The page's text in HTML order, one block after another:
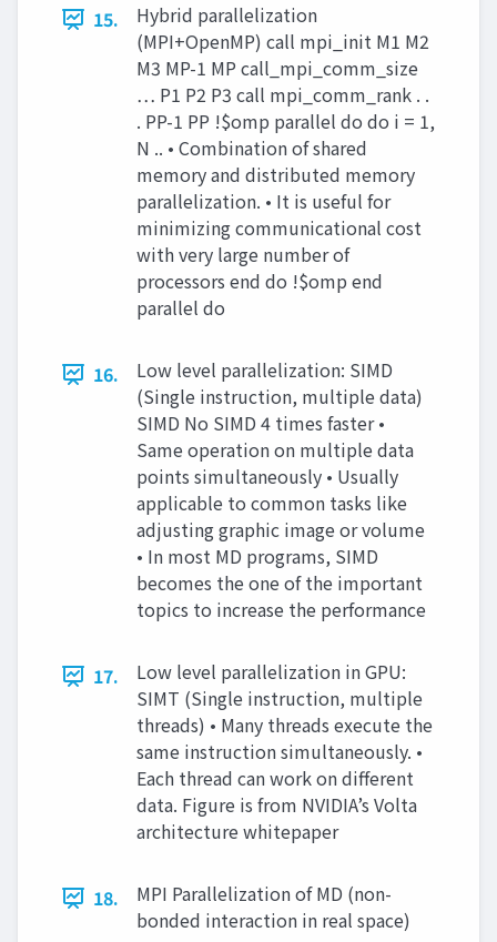
15.
Hybrid parallelization
(MPI+OpenMP) call mpi_init M1 M2
M3 MP-1 MP call_mpi_comm_size
… P1 P2 P3 call mpi_comm_rank . .
. PP-1 PP !$omp parallel do do i = 1,
N .. • Combination of shared
memory and distributed memory
parallelization. • It is useful for
minimizing communicational cost
with very large number of
processors end do !$omp end
parallel do
16.
Low level parallelization: SIMD
(Single instruction, multiple data)
SIMD No SIMD 4 times faster •
Same operation on multiple data
points simultaneously • Usually
applicable to common tasks like
adjusting graphic image or volume
• In most MD programs, SIMD
becomes the one of the important
topics to increase the performance
17.
Low level parallelization in GPU:
SIMT (Single instruction, multiple
threads) • Many threads execute the
same instruction simultaneously. •
Each thread can work on different
data. Figure is from NVIDIA’s Volta
architecture whitepaper
18.
MPI Parallelization of MD (non-
bonded interaction in real space)